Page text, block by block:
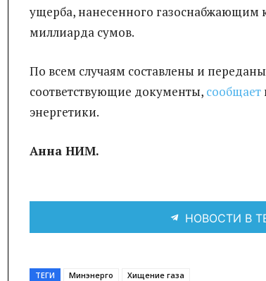
ущерба, нанесенного газоснабжающим
миллиарда сумов.
По всем случаям составлены и
соответствующие документы, сообщает
энергетики.
Анна НИМ.
НОВОСТИ В
ТЕГИ Минэнерго Хищение газа